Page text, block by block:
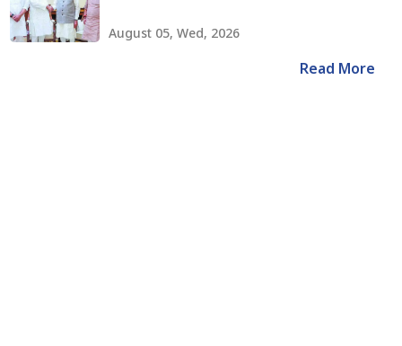
August 05, Wed, 2026
Read More